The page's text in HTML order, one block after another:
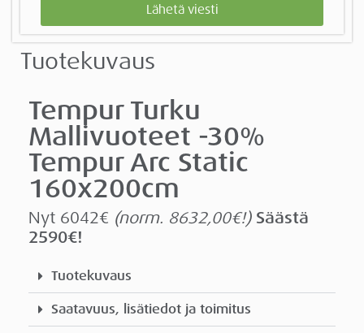
Lähetä viesti
Tuotekuvaus
Tempur Turku
Mallivuoteet -30%
Tempur Arc Static
160x200cm
Nyt 6042€ (norm. 8632,00€!)Säästä
2590€!
Tuotekuvaus
Saatavuus, lisätiedot ja toimitus